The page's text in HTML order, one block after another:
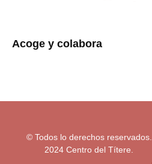
f
Acoge y colabora
© Todos lo derechos reservados.
2024 Centro del Títere.